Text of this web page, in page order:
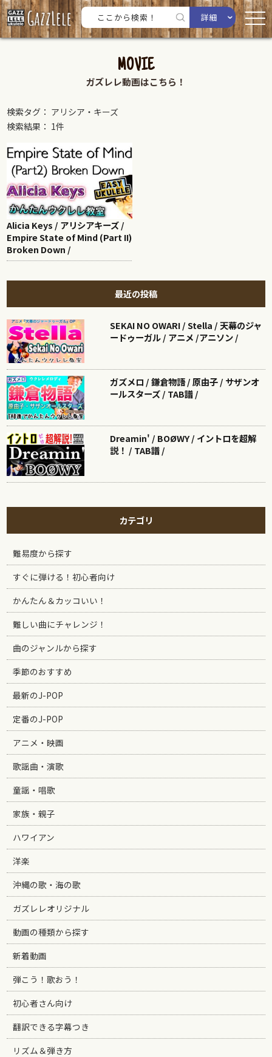
詳細
MOVIE
ガズレレ動画はこちら！
検索タグ： アリシア・キーズ
検索結果： 1件
Alicia Keys / アリシアキーズ /
Empire State of Mind (Part II)
Broken Down /
最近の投稿
SEKAI NO OWARI / Stella / 天幕のジャ
ードゥーガル / アニメ /アニソン /
ガズメロ / 鎌倉物語 / 原由子 / サザンオ
ールスターズ / TAB譜 /
Dreamin' / BOØWY / イントロを超解
説！ / TAB譜 /
カテゴリ
難易度から探す
すぐに弾ける！初心者向け
かんたん＆カッコいい！
難しい曲にチャレンジ！
曲のジャンルから探す
季節のおすすめ
最新のJ-POP
定番のJ-POP
アニメ・映画
歌謡曲・演歌
童謡・唱歌
家族・親子
ハワイアン
洋楽
沖縄の歌・海の歌
ガズレレオリジナル
動画の種類から探す
新着動画
弾こう！歌おう！
初心者さん向け
翻訳できる字幕つき
リズム＆弾き方